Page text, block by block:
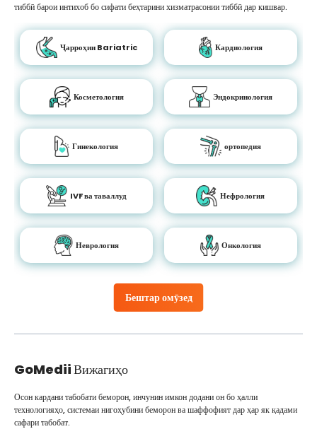
Бештар омӯзед
тиббӣ барои интихоб бо сифати беҳтарини хизматрасонии тиббӣ дар кишвар.
Ҷарроҳии Bariatric Кардиология
Косметология Эндокринология
Гинекология ортопедия
IVF ва таваллуд Нефрология
Неврология Онкология
GoMediiВижагиҳо
Осон кардани табобати беморон, инчунин имкон додани он бо ҳалли
технологияҳо, системаи нигоҳубини беморон ва шаффофият дар ҳар як қадами
сафари табобат.